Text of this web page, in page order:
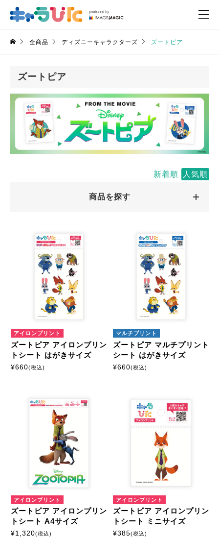
全商品 ディズニーキャラクターズ ズートピア
ズートピア
新着順 人気順
商品を探す
アイロンプリントシート
A5サイズ A4サイズ
モーテルキーホルダー
硬質ケース
アイロンプリント
ズートピア アイロンプリン
トシート はがきサイズ
¥660(税込)
マルチプリント
ズートピア マルチプリント
シート はがきサイズ
¥660(税込)
アイロンプリント
ズートピア アイロンプリン
トシート A4サイズ
¥1,320(税込)
アイロンプリント
ズートピア アイロンプリン
トシート ミニサイズ
¥385(税込)